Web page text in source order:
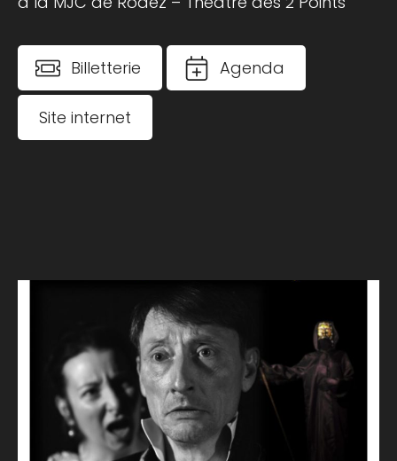
Billetterie Agenda
Site internet